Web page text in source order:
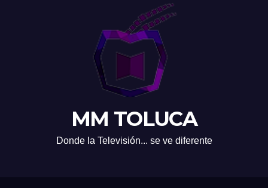
MM TOLUCA
Donde la Televisión... se ve diferente